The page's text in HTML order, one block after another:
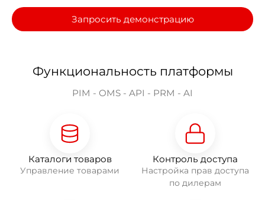
Запросить демонстрацию
Функциональность платформы
PIM - OMS - API - PRM - AI
Каталоги товаров
Управление товарами
Контроль доступа
Настройка прав доступа
по дилерам